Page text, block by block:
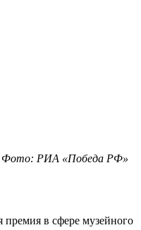
Фото: РИА «Победа РФ»
в сфере музейного